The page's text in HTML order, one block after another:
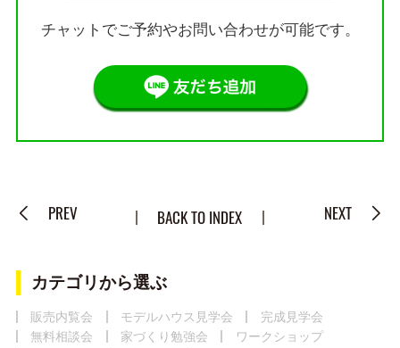
チャットでご予約やお問い合わせが可能です。
PREV BACK TO INDEX NEXT
カテゴリから選ぶ
販売内覧会 モデルハウス見学会
完成見学会
無料相談会
家づくり勉強会
ワークショップ